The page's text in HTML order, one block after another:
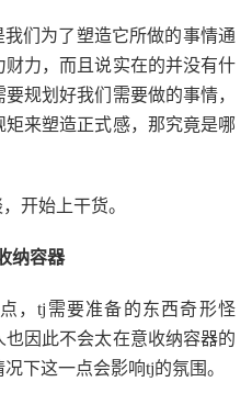
们为了塑造它所做的事情通
力，而且说实在的并没有什
规划好我们需要做的事情，
来塑造正式感，那究竟是哪
开始上干货。
纳容器
，tj需要准备的东西奇形怪
因此不会太在意收纳容器的
下这一点会影响tj的氛围。